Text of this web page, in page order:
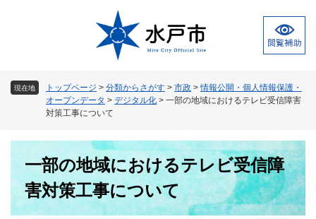
現在地 トップページ > 分類からさがす > 市政 >情報公開・個人情報保護・
オープンデータ > デジタル化 > 一部の地域におけるテレビ受信障害
対策工事について
一部の地域におけるテレビ受信障
害対策工事について